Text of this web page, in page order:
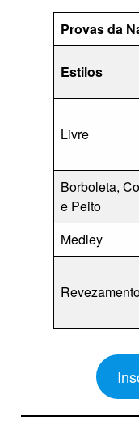
Provas da
Estilos
Livre
Borboleta,
e Peito
Medley